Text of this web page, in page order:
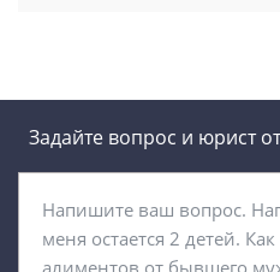
Задайте вопрос и юрист